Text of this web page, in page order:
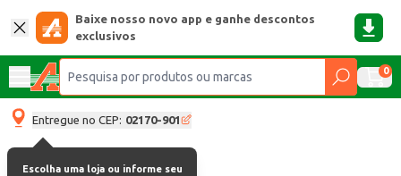
Baixe nosso novo app e ganhe descontos
exclusivos
0
Entregue no CEP: 02170-901
Escolha uma loja ou informe seu